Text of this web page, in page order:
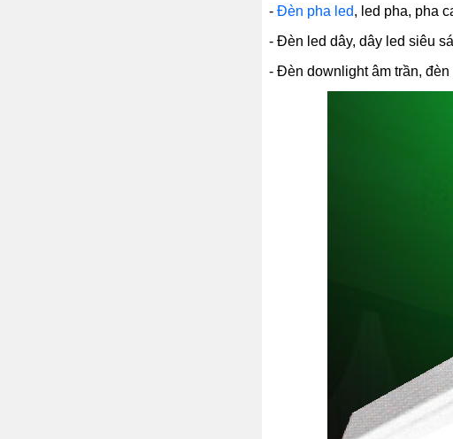
- Đèn pha led, led pha, pha
- Đèn led dây, dây led siêu
- Đèn downlight âm trần,